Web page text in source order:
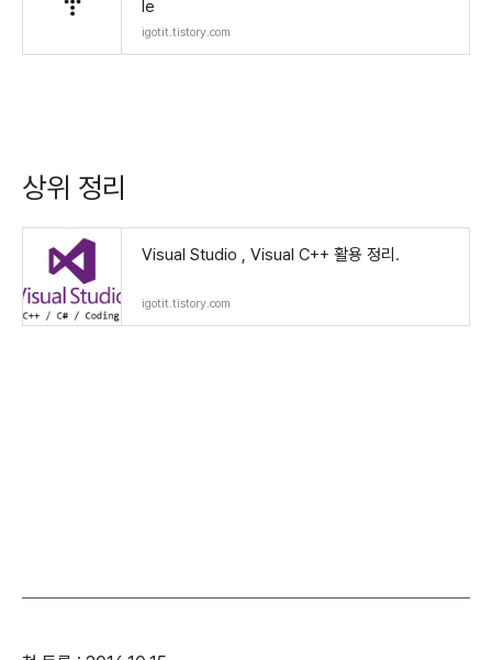
le
igotit.tistory.com
상위 정리
Visual Studio , Visual C++ 활용 정리.
igotit.tistory.com